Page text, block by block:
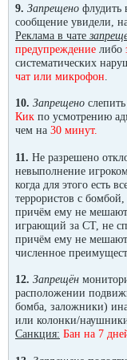
9. Запрещено флудить
сообщение увидели,
Реклама в чате
предупреждение либо
систематических
чат или микрофон
10. Запрещено
Кик по усмотрению
чем на 30 минут.
11. Не разрешено
невыполнение
когда для этого есть
террористов с
причём ему не мешают
играющий за СТ, не
причём ему не
численное
12. Запрещён
расположении
бомба, заложники)
или колонки/
Санкция: Бан на 7